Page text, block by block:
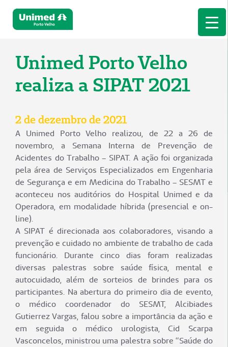
Unimed Porto Velho
realiza a SIPAT 2021
2 de dezembro de 2021
A Unimed Porto Velho realizou, de 22 a 26 de
novembro, a Semana Interna de Prevenção de
Acidentes do Trabalho – SIPAT. A ação foi organizada
pela área de Serviços Especializados em Engenharia
de Segurança e em Medicina do Trabalho – SESMT e
aconteceu nos auditórios do Hospital Unimed e da
Operadora, em modalidade híbrida (presencial e on-
line).
A SIPAT é direcionada aos colaboradores, visando a
prevenção e cuidado no ambiente de trabalho de cada
funcionário. Durante cinco dias foram realizadas
diversas palestras sobre saúde física, mental e
autocuidado, além de sorteios de brindes para os
participantes. Na abertura do primeiro dia de evento,
o médico coordenador do SESMT, Alcibiades
Gutierrez Vargas, falou sobre a importância da ação e
em seguida o médico urologista, Cid Scarpa
Vasconcelos, ministrou uma palestra sobre “Saúde do